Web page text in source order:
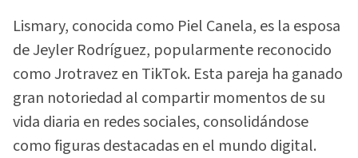
Lismary, conocida como Piel Canela, es la esposa
de Jeyler Rodríguez, popularmente reconocido
como Jrotravez en TikTok. Esta pareja ha ganado
gran notoriedad al compartir momentos de su
vida diaria en redes sociales, consolidándose
como figuras destacadas en el mundo digital.